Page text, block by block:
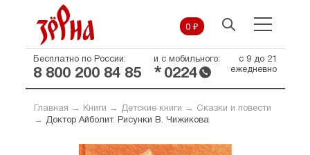
0 ₽
Бесплатно по России:
8 800 200 84 85
и с мобильного:
* 0224
с 9 до 21
ежедневно
Главная → Книги → Детские книги →
Сказки и повести
→ Доктор Айболит. Рисунки В. Чижикова